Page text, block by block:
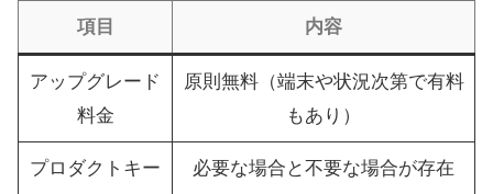
項目 内容
アップグレード
料金
原則無料（端末や状況次第で有料
もあり）
プロダクトキー 必要な場合と不要な場合が存在